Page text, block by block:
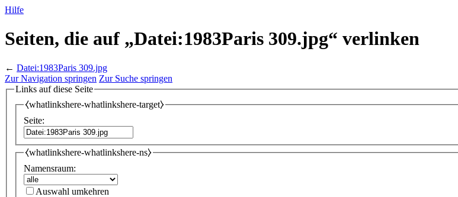
Hilfe
Seiten, die auf „Datei:1983Paris 309.jpg“ verlinken
← Datei:1983Paris 309.jpg
Zur Navigation springen Zur Suche springen
Links auf diese Seite
⧼whatlinkshere-whatlinkshere-target⧽
Seite:
⧼whatlinkshere-whatlinkshere-ns⧽
Namensraum:
Auswahl umkehren